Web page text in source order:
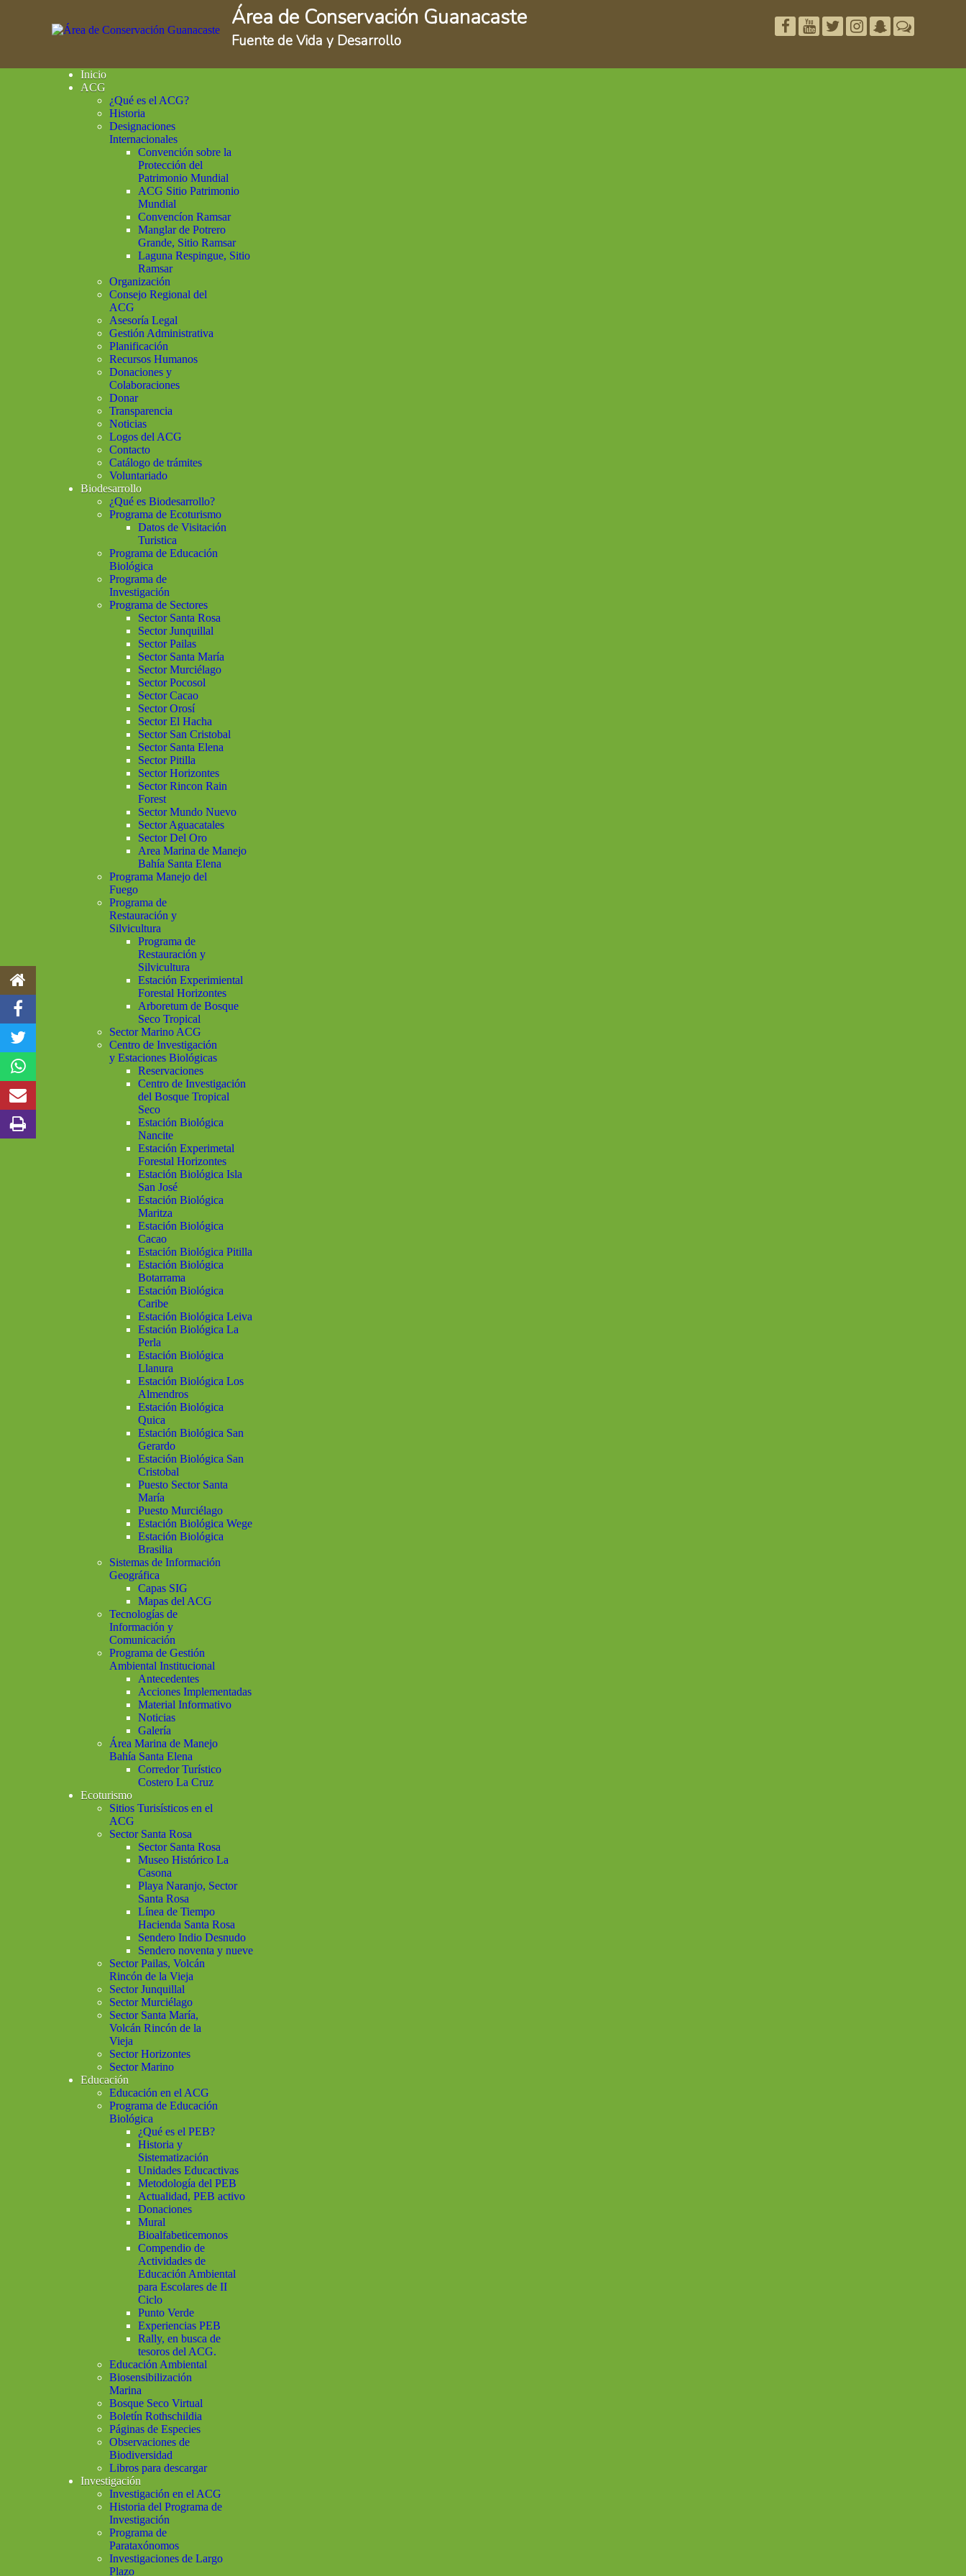
Área de Conservación Guanacaste
Fuente de Vida y Desarrollo
Inicio
ACG
¿Qué es el ACG?
Historia
Designaciones
Internacionales
Convención sobre la
Protección del
Patrimonio Mundial
ACG Sitio Patrimonio
Mundial
Convencíon Ramsar
Manglar de Potrero
Grande, Sitio Ramsar
Laguna Respingue, Sitio
Ramsar
Organización
Consejo Regional del
ACG
Asesoría Legal
Gestión Administrativa
Planificación
Recursos Humanos
Donaciones y
Colaboraciones
Donar
Transparencia
Noticias
Logos del ACG
Contacto
Catálogo de trámites
Voluntariado
Biodesarrollo
¿Qué es Biodesarrollo?
Programa de Ecoturismo
Datos de Visitación
Turistica
Programa de Educación
Biológica
Programa de
Investigación
Programa de Sectores
Sector Santa Rosa
Sector Junquillal
Sector Pailas
Sector Santa María
Sector Murciélago
Sector Pocosol
Sector Cacao
Sector Orosí
Sector El Hacha
Sector San Cristobal
Sector Santa Elena
Sector Pitilla
Sector Horizontes
Sector Rincon Rain
Forest
Sector Mundo Nuevo
Sector Aguacatales
Sector Del Oro
Area Marina de Manejo
Bahía Santa Elena
Programa Manejo del
Fuego
Programa de
Restauración y
Silvicultura
Programa de
Restauración y
Silvicultura
Estación Experimiental
Forestal Horizontes
Arboretum de Bosque
Seco Tropical
Sector Marino ACG
Centro de Investigación
y Estaciones Biológicas
Reservaciones
Centro de Investigación
del Bosque Tropical
Seco
Estación Biológica
Nancite
Estación Experimetal
Forestal Horizontes
Estación Biológica Isla
San José
Estación Biológica
Maritza
Estación Biológica
Cacao
Estación Biológica Pitilla
Estación Biológica
Botarrama
Estación Biológica
Caribe
Estación Biológica Leiva
Estación Biológica La
Perla
Estación Biológica
Llanura
Estación Biológica Los
Almendros
Estación Biológica
Quica
Estación Biológica San
Gerardo
Estación Biológica San
Cristobal
Puesto Sector Santa
María
Puesto Murciélago
Estación Biológica Wege
Estación Biológica
Brasilia
Sistemas de Información
Geográfica
Capas SIG
Mapas del ACG
Tecnologías de
Información y
Comunicación
Programa de Gestión
Ambiental Institucional
Antecedentes
Acciones Implementadas
Material Informativo
Noticias
Galería
Área Marina de Manejo
Bahía Santa Elena
Corredor Turístico
Costero La Cruz
Ecoturismo
Sitios Turisísticos en el
ACG
Sector Santa Rosa
Sector Santa Rosa
Museo Histórico La
Casona
Playa Naranjo, Sector
Santa Rosa
Línea de Tiempo
Hacienda Santa Rosa
Sendero Indio Desnudo
Sendero noventa y nueve
Sector Pailas, Volcán
Rincón de la Vieja
Sector Junquillal
Sector Murciélago
Sector Santa María,
Volcán Rincón de la
Vieja
Sector Horizontes
Sector Marino
Educación
Educación en el ACG
Programa de Educación
Biológica
¿Qué es el PEB?
Historia y
Sistematización
Unidades Educactivas
Metodología del PEB
Actualidad, PEB activo
Donaciones
Mural
Bioalfabeticemonos
Compendio de
Actividades de
Educación Ambiental
para Escolares de II
Ciclo
Punto Verde
Experiencias PEB
Rally, en busca de
tesoros del ACG.
Educación Ambiental
Biosensibilización
Marina
Bosque Seco Virtual
Boletín Rothschildia
Páginas de Especies
Observaciones de
Biodiversidad
Libros para descargar
Investigación
Investigación en el ACG
Historia del Programa de
Investigación
Programa de
Parataxónomos
Investigaciones de Largo
Plazo